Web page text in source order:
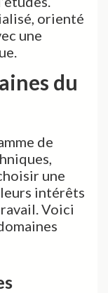
orienté
une
du
de
une
intérêts
Voici